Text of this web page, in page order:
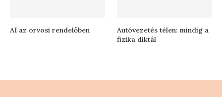
AI az orvosi rendelőben
Autóvezetés télen: mindig a
fizika diktál